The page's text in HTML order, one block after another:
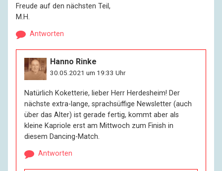
für alte Menschen?
Was ich denke? Denken darf man alles, sagen schon
viel weniger. Also, ich könnte sagen: Nein, es wird nicht
wird zu wenig getan für junge Menschen, für
Behinderte, für Arbeitslose. Für mich selbst kann ich
nicht mehr verlangen, und die anderen – das kann ich
sehr schwer beurteilen. Den Leuten hier im Haus geht
es ja so weit ganz gut. Ich hab’ wenig Kontakt. Und
sonst? Ich weiß es einfach nicht.
Freude auf den nächsten Teil,
M.H.
Antworten
Hanno Rinke
30.05.2021 um 19:33 Uhr
Natürlich Koketterie, lieber Herr Herdesheim! Der
nächste extra-lange, sprachsüffige Newsletter (auch
über das Alter) ist gerade fertig, kommt aber als
kleine Kapriole erst am Mittwoch zum Finish in
diesem Dancing-Match.
Antworten